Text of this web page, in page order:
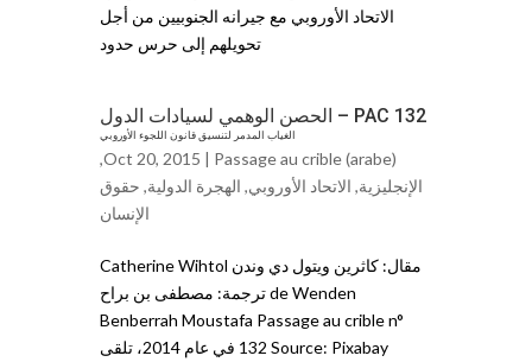
الاتحاد الأوروبي مع جيرانه الجنوبيين من أجل
تحويلهم إلى حرس حدود
PAC 132 – الحصن الوهمي لسيادات الدول
الغياب المدمر لتنسيق قانون اللجوء الأوروبي
Oct 20, 2015 | Passage au crible (arabe)
,
الإنجليزية, الاتحاد الأوروبي, الهجرة الدولية, حقوق
الإنساﻥ
مقال: كاثرين ويتول دي وندن Catherine Wihtol
de Wenden ترجمة: مصطفى بن براح
Benberrah Moustafa Passage au crible n°
132 Source: Pixabay في عام 2014، تلقى